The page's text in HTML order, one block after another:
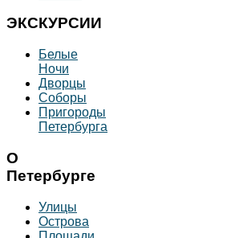
ЭКСКУРСИИ
Белые
Ночи
Дворцы
Соборы
Пригороды
Петербурга
О
Петербурге
Улицы
Острова